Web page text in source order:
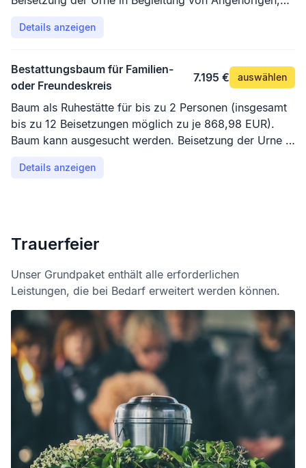
Details anzeigen
Bestattungsbaum für Familien-
oder Freundeskreis
7.195 € auswählen
Baum als Ruhestätte für bis zu 2 Personen (insgesamt
bis zu 12 Beisetzungen möglich zu je 868,98 EUR).
Baum kann ausgesucht werden. Beisetzung der Urne in
Nutzung des Andachtsplatzes.
Details anzeigen
Trauerfeier
Unser Grundpaket enthält alle erforderlichen
Leistungen, die bei Bedarf erweitert werden können.